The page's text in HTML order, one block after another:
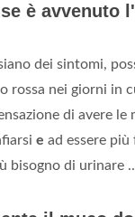
è avvenuto
dei sintomi,
rossa nei giorni in
di avere le
e ad essere
bisogno di urinare